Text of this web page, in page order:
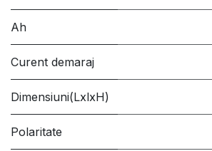
Ah
Curent demaraj
Dimensiuni(LxlxH)
Polaritate